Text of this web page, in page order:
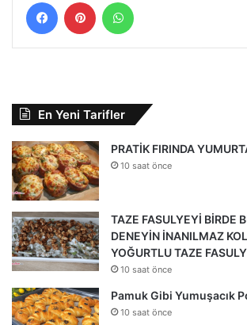
En Yeni Tarifler
PRATİK FIRINDA
10 saat önce
TAZE FASULYEYİ BİRDE
DENEYİN İNANILMAZ
YOĞURTLU TAZE
10 saat önce
Pamuk Gibi Yumuşacık
10 saat önce